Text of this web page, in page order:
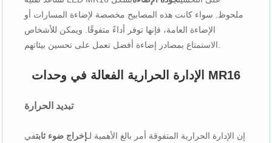
ملحوظ. سواء كانت هذه المصابيح مخصصة لإضاءة المسارات أو
الإضاءة العامة، فإنها توفر أداءً متفوقًا. ويمكن للأشخاص
الإدارة الحرارية الفعالة في وحدات MR16
تبديد الحرارة
إن الإدارة الحرارية المتفوقة أمر بالغ الأهمية لـإخراج ضوء ثابتفي